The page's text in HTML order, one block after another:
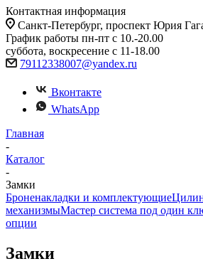
Контактная информация
Санкт-Петербург, проспект Юрия
График работы пн-пт с 10.-20.00
суббота, воскресение с 11-18.00
79112338007@yandex.ru
Вконтакте
WhatsApp
Главная
-
Каталог
-
Замки
Броненакладки и комплектующие
механизмыМастер система под один
опции
Замки